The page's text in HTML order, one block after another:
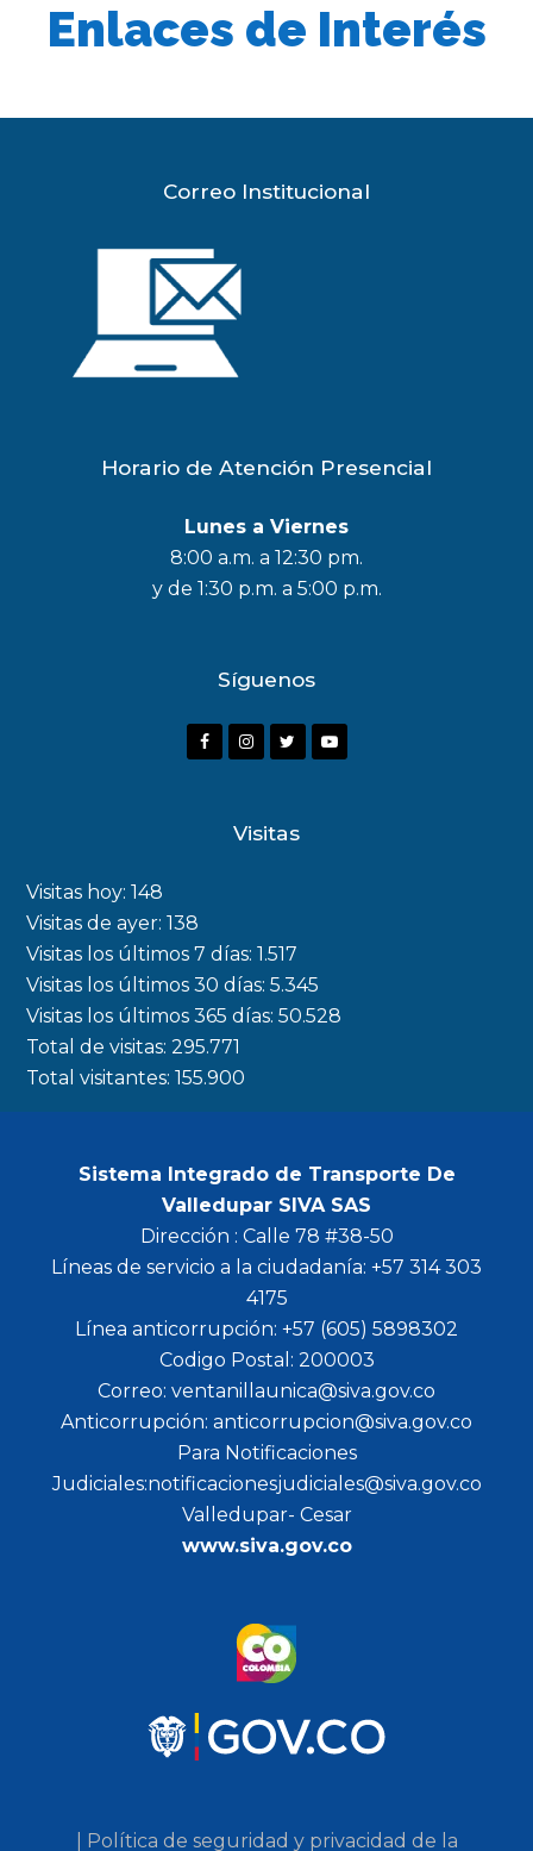
Enlaces de Interés
Correo Institucional
Horario de Atención Presencial
Lunes a Viernes
8:00 a.m. a 12:30 pm.
y de 1:30 p.m. a 5:00 p.m.
Síguenos
F
o
k
I
a
m
r
Y
Visitas
Visitas hoy:148
Visitas de ayer:138
Visitas los últimos 7 días:1.517
Visitas los últimos 30 días:5.345
Visitas los últimos 365 días:50.528
Total de visitas:295.771
Total visitantes:155.900
Sistema Integrado de Transporte De
Valledupar SIVA SAS
Dirección : Calle 78 #38-50
Líneas de servicio a la ciudadanía: +57 314 303
4175
Línea anticorrupción: +57 (605) 5898302
Codigo Postal: 200003
Correo: ventanillaunica@siva.gov.co
Anticorrupción: anticorrupcion@siva.gov.co
Para Notificaciones
Judiciales:notificacionesjudiciales@siva.gov.co
Valledupar- Cesar
www.siva.gov.co
| Política de seguridad y privacidad de la